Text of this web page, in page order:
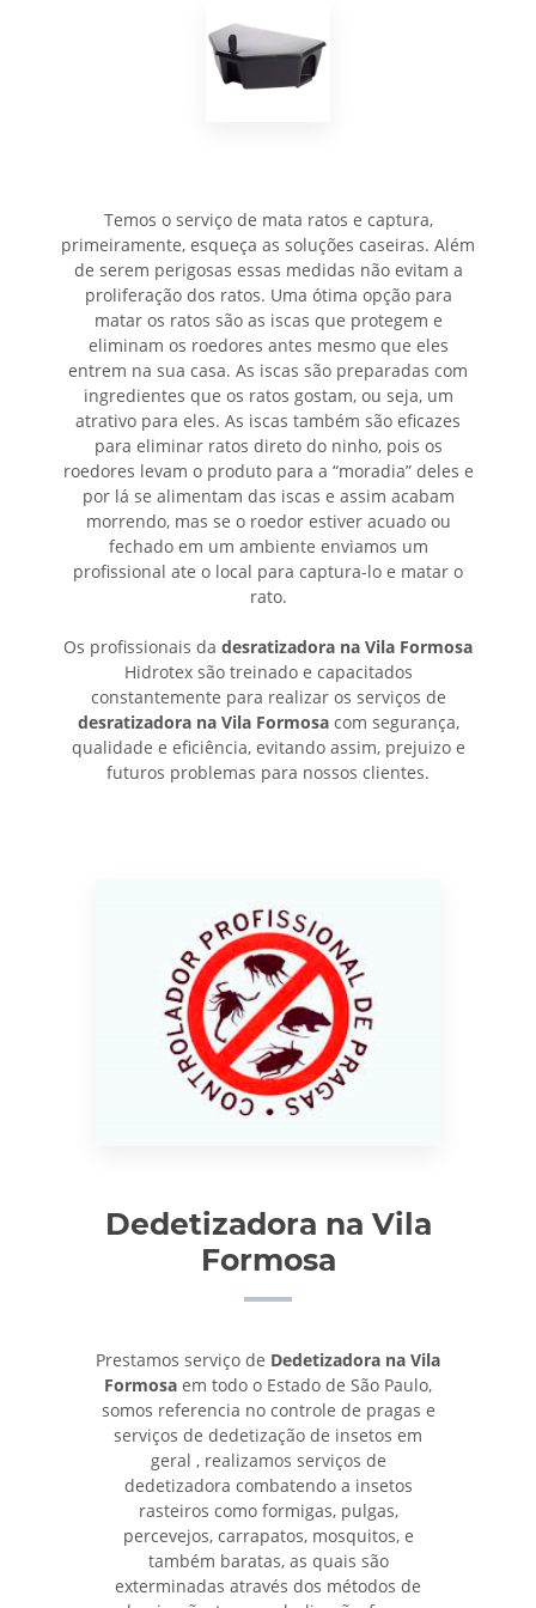
Temos o serviço de mata ratos e captura,
primeiramente, esqueça as soluções caseiras. Além
de serem perigosas essas medidas não evitam a
proliferação dos ratos. Uma ótima opção para
matar os ratos são as iscas que protegem e
eliminam os roedores antes mesmo que eles
entrem na sua casa. As iscas são preparadas com
ingredientes que os ratos gostam, ou seja, um
atrativo para eles. As iscas também são eficazes
para eliminar ratos direto do ninho, pois os
roedores levam o produto para a “moradia” deles e
por lá se alimentam das iscas e assim acabam
morrendo, mas se o roedor estiver acuado ou
fechado em um ambiente enviamos um
profissional ate o local para captura-lo e matar o
rato.
Os profissionais da desratizadora na Vila Formosa
Hidrotex são treinado e capacitados
constantemente para realizar os serviços de
desratizadora na Vila Formosacom segurança,
qualidade e eficiência, evitando assim, prejuizo e
futuros problemas para nossos clientes.
Dedetizadora na Vila
Formosa
Prestamos serviço de Dedetizadora na Vila
Formosa em todo o Estado de São Paulo,
somos referencia no controle de pragas e
serviços de dedetização de insetos em
geral , realizamos serviços de
dedetizadora combatendo a insetos
rasteiros como formigas, pulgas,
percevejos, carrapatos, mosquitos, e
também baratas, as quais são
exterminadas através dos métodos de